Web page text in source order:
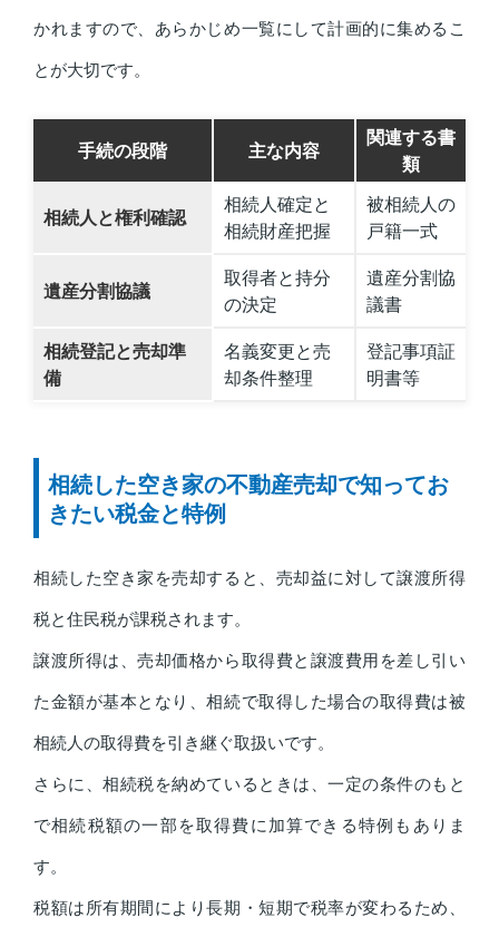
かれますので、あらかじめ一覧にして計画的に集めるこ
とが大切です。
手続の段階 主な内容
関連する書
類
相続人と権利確認
相続人確定と
相続財産把握
被相続人の
戸籍一式
遺産分割協議
取得者と持分
の決定
遺産分割協
議書
相続登記と売却準
備
名義変更と売
却条件整理
登記事項証
明書等
相続した空き家の不動産売却で知ってお
きたい税金と特例
相続した空き家を売却すると、売却益に対して譲渡所得
税と住民税が課税されます。
譲渡所得は、売却価格から取得費と譲渡費用を差し引い
た金額が基本となり、相続で取得した場合の取得費は被
相続人の取得費を引き継ぐ取扱いです。
さらに、相続税を納めているときは、一定の条件のもと
で相続税額の一部を取得費に加算できる特例もありま
す。
税額は所有期間により長期・短期で税率が変わるため、